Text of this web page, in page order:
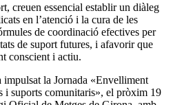
creuen essencial establir un diàleg
en l’atenció i la cura de les
de coordinació efectives per
de suport futures, i afavorir que
conscient i actiu.
impulsat la Jornada «Envelliment
i suports comunitaris», el pròxim 19